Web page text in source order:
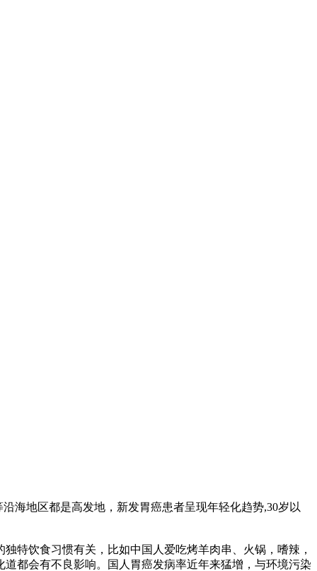
地区都是高发地，新发胃癌患者呈现年轻化趋势,30岁以
饮食习惯有关，比如中国人爱吃烤羊肉串、火锅，嗜辣，
都会有不良影响。国人胃癌发病率近年来猛增，与环境污染